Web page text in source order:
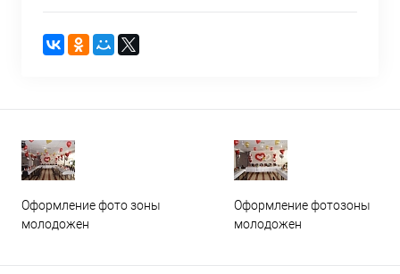
Оформление фото зоны
молодожен
Оформление фотозоны
молодожен